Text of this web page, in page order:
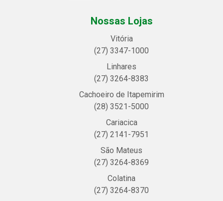
Nossas Lojas
Vitória
(27) 3347-1000
Linhares
(27) 3264-8383
Cachoeiro de Itapemirim
(28) 3521-5000
Cariacica
(27) 2141-7951
São Mateus
(27) 3264-8369
Colatina
(27) 3264-8370